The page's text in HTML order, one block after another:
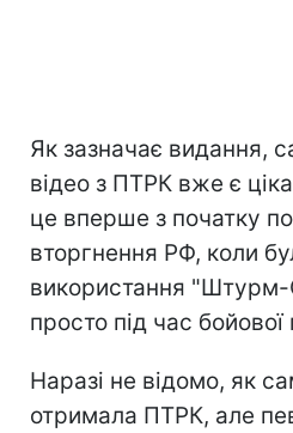
Як зазначає видання,
відео з ПТРК вже є
це вперше з початку
вторгнення РФ, коли
використання "Штурм-
просто під час бойової
Наразі не відомо, як
отримала ПТРК, але